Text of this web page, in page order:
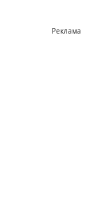
Реклама